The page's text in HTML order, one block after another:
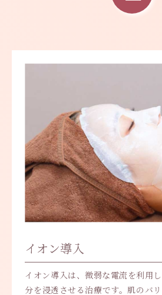
イオン導入
イオン導入は、微弱な電流を利用
分を浸透させる治療です。肌のバ